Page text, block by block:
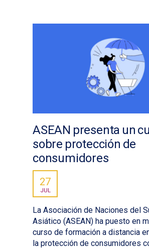
ASEAN presenta un
sobre protección de
consumidores
27
JUL
La Asociación de Naciones del
Asiático (ASEAN) ha puesto en
curso de formación a distancia
la protección de consumidores